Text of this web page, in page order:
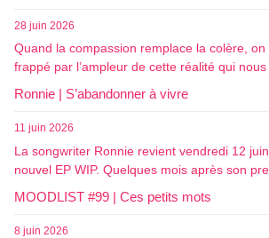
28 juin 2026
Quand la compassion remplace la colère, on
frappé par l’ampleur de cette réalité qui
Ronnie | S’abandonner à vivre
11 juin 2026
La songwriter Ronnie revient vendredi 12
nouvel EP WIP. Quelques mois après son
MOODLIST #99 | Ces petits mots
8 juin 2026